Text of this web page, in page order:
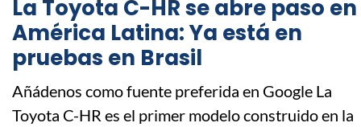
La Toyota C-HR se abre paso en
América Latina: Ya está en
pruebas en Brasil
Añádenos como fuente preferida en Google La
Toyota C-HR es el primer modelo construido en la